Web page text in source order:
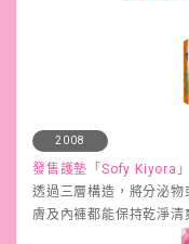
2008
發售護墊「Sofy Kiyora」
透過三層構造，將分泌
膚及內褲都能保持乾淨清